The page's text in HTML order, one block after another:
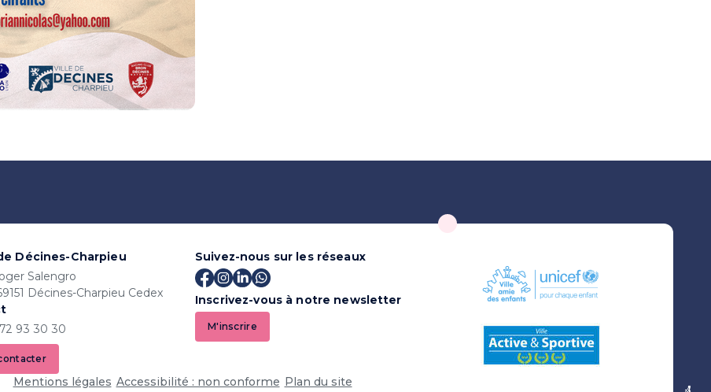
Décines-Charpieu
Salengro
Décines-Charpieu Cedex
93 30 30
Suivez-nous sur les réseaux
Inscrivez-vous à notre newsletter
M'inscrire
Mentions légales Accessibilité : non conforme Plan du site